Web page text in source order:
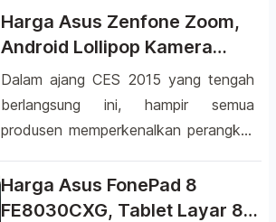
merupakan ponsel terbaru dengan
desain yang sangat menarik. Desain
dengan tepi ultra-slim yang semakin
membuatnya terlihat elegan dan
tentunya banyak yang jatuh hati dan
memang sudah […]
Harga Asus Zenfone Zoom,
Android Lollipop Kamera
Canggih
Dalam ajang CES 2015 yang tengah
berlangsung ini, hampir semua
produsen memperkenalkan perangkat
salah satunya Asus. Asus yang tidak
lain adalah perusahaan alat elektronik
Harga Asus FonePad 8
FE8030CXG, Tablet Layar 8